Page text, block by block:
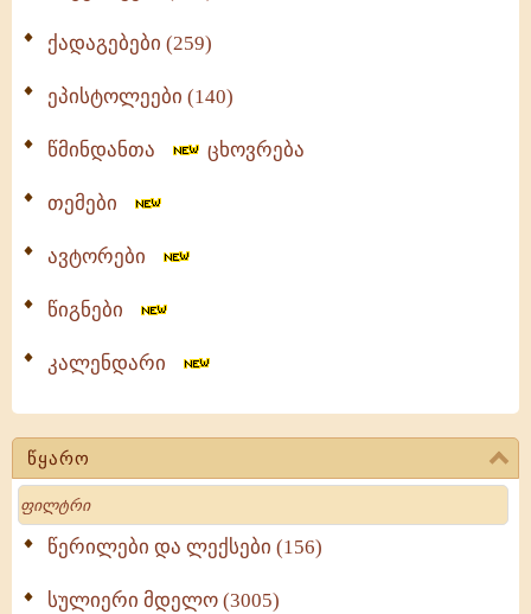
ქადაგებები (259)
ეპისტოლეები (140)
წმინდანთა ცხოვრება
თემები
ავტორები
წიგნები
კალენდარი
წყარო
Search
წერილები და ლექსები (156)
სულიერი მდელო (3005)